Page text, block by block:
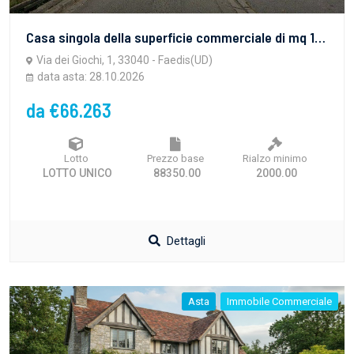
Casa singola della superficie commerciale di mq 196,40 con area di pertinenza, in Faedis via dei Giochi, n. 1
Via dei Giochi, 1, 33040 - Faedis(UD)
data asta: 28.10.2026
da €66.263
Lotto
LOTTO UNICO
Prezzo base
88350.00
Rialzo minimo
2000.00
Dettagli
Asta Immobile Commerciale